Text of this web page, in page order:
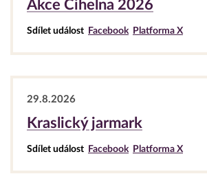
Akce Cihelna 2026
Sdílet událost Facebook Platforma X
29.8.2026
Kraslický jarmark
Sdílet událost Facebook Platforma X